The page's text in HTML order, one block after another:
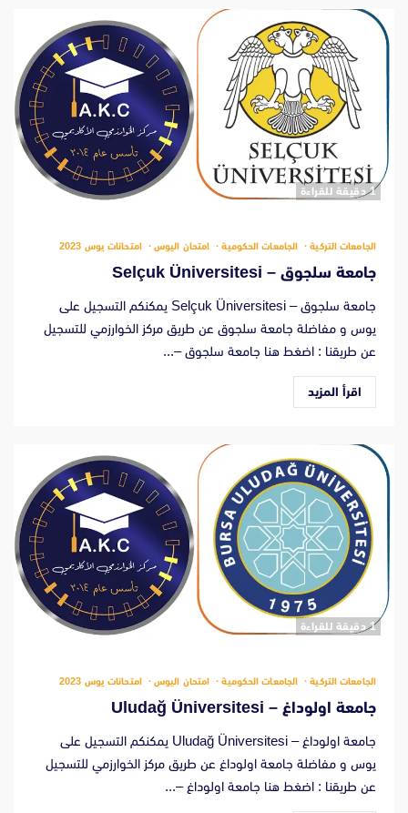
‫1 دقيقة للقراءة
الجامعات التركية الجامعات الحكومية امتحان اليوس امتحانات يوس 2023
جامعة سلجوق – Selçuk Üniversitesi
جامعة سلجوق – Selçuk Üniversitesi يمكنكم التسجيل على
يوس و مفاضلة جامعة سلجوق عن طريق مركز الخوارزمي للتسجيل
عن طريقنا : اضغط هنا جامعة سلجوق –...
اقرأ المزيد
‫1 دقيقة للقراءة
الجامعات التركية الجامعات الحكومية امتحان اليوس امتحانات يوس 2023
جامعة اولوداغ – Uludağ Üniversitesi
جامعة اولوداغ – Uludağ Üniversitesi يمكنكم التسجيل على
يوس و مفاضلة جامعة اولوداغ عن طريق مركز الخوارزمي للتسجيل
عن طريقنا : اضغط هنا جامعة اولوداغ –...